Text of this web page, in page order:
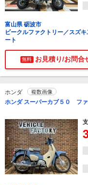
富山県 砺波市
ビークルファクトリー／スズ
ート
無料 お見積り/お問合
ホンダ 複数画像
ホンダ スーパーカブ５０ フ